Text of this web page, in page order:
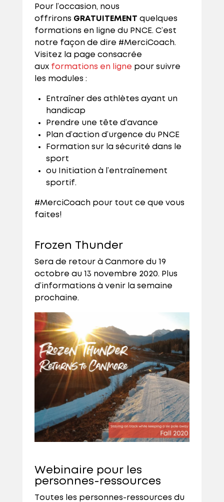
Pour l’occasion, nous
offrirons GRATUITEMENT quelques
formations en ligne du PNCE. C’est
notre façon de dire #MerciCoach.
Visitez la page consacrée
aux formations en ligne pour suivre
les modules :
Entraîner des athlètes ayant un
handicap
Prendre une tête d’avance
Plan d’action d’urgence du PNCE
Formation sur la sécurité dans le
sport
ou Initiation à l’entraînement
sportif.
#MerciCoach pour tout ce que vous
faites!
Frozen Thunder
Sera de retour à Canmore du 19
octobre au 13 novembre 2020. Plus
d’informations à venir la semaine
prochaine.
Webinaire pour les
personnes-ressources
Toutes les personnes-ressources du